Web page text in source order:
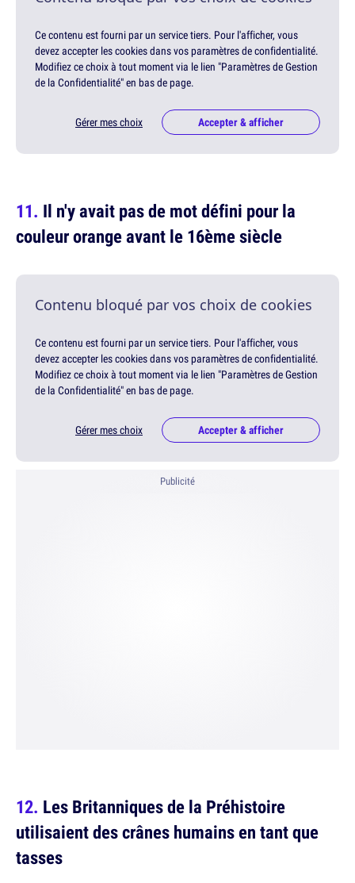
Ce contenu est fourni par un service tiers. Pour l'afficher, vous
devez accepter les cookies dans vos paramètres de confidentialité.
Modifiez ce choix à tout moment via le lien "Paramètres de Gestion
de la Confidentialité" en bas de page.
Gérer mes choix Accepter & afficher
Il n'y avait pas de mot défini pour la
couleur orange avant le 16ème siècle
Contenu bloqué par vos choix de cookies
Ce contenu est fourni par un service tiers. Pour l'afficher, vous
devez accepter les cookies dans vos paramètres de confidentialité.
Modifiez ce choix à tout moment via le lien "Paramètres de Gestion
de la Confidentialité" en bas de page.
Gérer mes choix Accepter & afficher
Publicité
Les Britanniques de la Préhistoire
utilisaient des crânes humains en tant que
tasses